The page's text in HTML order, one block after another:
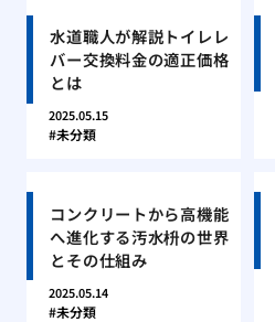
水道職人が解説トイレレ
バー交換料金の適正価格
とは
2025.05.15
未分類
コンクリートから高機能
へ進化する汚水枡の世界
とその仕組み
2025.05.14
未分類